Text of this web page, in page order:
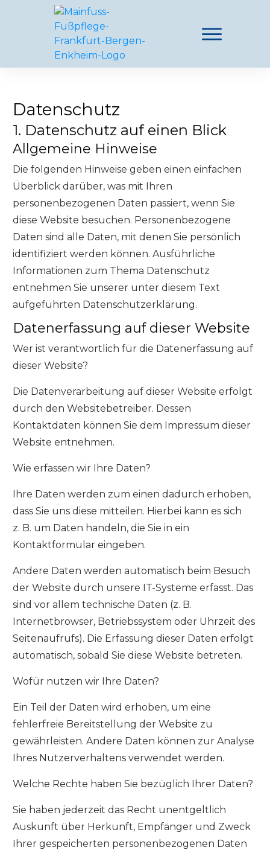
Datenschutz
1. Datenschutz auf einen Blick
Allgemeine Hinweise
Die folgenden Hinweise geben einen einfachen
Überblick darüber, was mit Ihren
personenbezogenen Daten passiert, wenn Sie
diese Website besuchen. Personenbezogene
Daten sind alle Daten, mit denen Sie persönlich
identifiziert werden können. Ausführliche
Informationen zum Thema Datenschutz
entnehmen Sie unserer unter diesem Text
aufgeführten Datenschutzerklärung.
Datenerfassung auf dieser Website
Wer ist verantwortlich für die Datenerfassung auf
dieser Website?
Die Datenverarbeitung auf dieser Website erfolgt
durch den Websitebetreiber. Dessen
Kontaktdaten können Sie dem Impressum dieser
Website entnehmen.
Wie erfassen wir Ihre Daten?
Ihre Daten werden zum einen dadurch erhoben,
dass Sie uns diese mitteilen. Hierbei kann es sich
z. B. um Daten handeln, die Sie in ein
Kontaktformular eingeben.
Andere Daten werden automatisch beim Besuch
der Website durch unsere IT-Systeme erfasst. Das
sind vor allem technische Daten (z. B.
Internetbrowser, Betriebssystem oder Uhrzeit des
Seitenaufrufs). Die Erfassung dieser Daten erfolgt
automatisch, sobald Sie diese Website betreten.
Wofür nutzen wir Ihre Daten?
Ein Teil der Daten wird erhoben, um eine
fehlerfreie Bereitstellung der Website zu
gewährleisten. Andere Daten können zur Analyse
Ihres Nutzerverhaltens verwendet werden.
Welche Rechte haben Sie bezüglich Ihrer Daten?
Sie haben jederzeit das Recht unentgeltlich
Auskunft über Herkunft, Empfänger und Zweck
Ihrer gespeicherten personenbezogenen Daten